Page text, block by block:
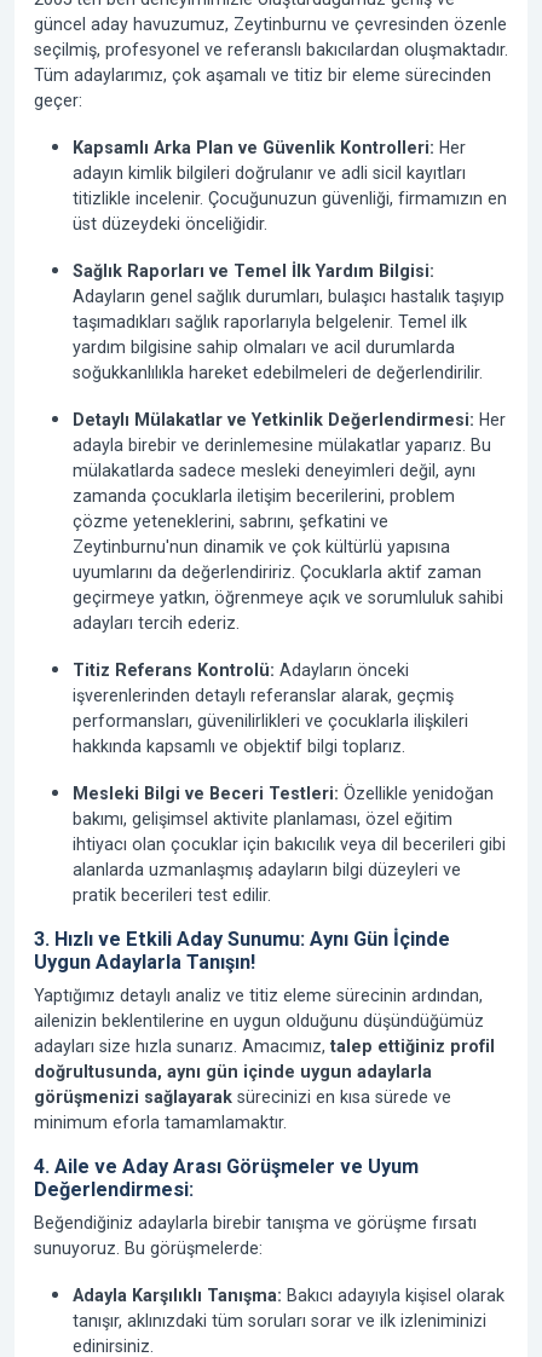
güncel aday havuzumuz, Zeytinburnu ve çevresinden özenle
seçilmiş, profesyonel ve referanslı bakıcılardan oluşmaktadır.
Tüm adaylarımız, çok aşamalı ve titiz bir eleme sürecinden
geçer:
Kapsamlı Arka Plan ve Güvenlik Kontrolleri: Her
adayın kimlik bilgileri doğrulanır ve adli sicil kayıtları
titizlikle incelenir. Çocuğunuzun güvenliği, firmamızın en
üst düzeydeki önceliğidir.
Sağlık Raporları ve Temel İlk Yardım Bilgisi:
Adayların genel sağlık durumları, bulaşıcı hastalık taşıyıp
taşımadıkları sağlık raporlarıyla belgelenir. Temel ilk
yardım bilgisine sahip olmaları ve acil durumlarda
soğukkanlılıkla hareket edebilmeleri de değerlendirilir.
Detaylı Mülakatlar ve Yetkinlik Değerlendirmesi: Her
adayla birebir ve derinlemesine mülakatlar yaparız. Bu
mülakatlarda sadece mesleki deneyimleri değil, aynı
zamanda çocuklarla iletişim becerilerini, problem
çözme yeteneklerini, sabrını, şefkatini ve
Zeytinburnu'nun dinamik ve çok kültürlü yapısına
uyumlarını da değerlendiririz. Çocuklarla aktif zaman
geçirmeye yatkın, öğrenmeye açık ve sorumluluk sahibi
adayları tercih ederiz.
Titiz Referans Kontrolü: Adayların önceki
işverenlerinden detaylı referanslar alarak, geçmiş
performansları, güvenilirlikleri ve çocuklarla ilişkileri
hakkında kapsamlı ve objektif bilgi toplarız.
Mesleki Bilgi ve Beceri Testleri: Özellikle yenidoğan
bakımı, gelişimsel aktivite planlaması, özel eğitim
ihtiyacı olan çocuklar için bakıcılık veya dil becerileri gibi
alanlarda uzmanlaşmış adayların bilgi düzeyleri ve
pratik becerileri test edilir.
3. Hızlı ve Etkili Aday Sunumu: Aynı Gün İçinde
Uygun Adaylarla Tanışın!
Yaptığımız detaylı analiz ve titiz eleme sürecinin ardından,
ailenizin beklentilerine en uygun olduğunu düşündüğümüz
adayları size hızla sunarız. Amacımız, talep ettiğiniz profil
doğrultusunda, aynı gün içinde uygun adaylarla
görüşmenizi sağlayarak sürecinizi en kısa sürede ve
minimum eforla tamamlamaktır.
4. Aile ve Aday Arası Görüşmeler ve Uyum
Değerlendirmesi:
Beğendiğiniz adaylarla birebir tanışma ve görüşme fırsatı
sunuyoruz. Bu görüşmelerde:
Adayla Karşılıklı Tanışma: Bakıcı adayıyla kişisel olarak
tanışır, aklınızdaki tüm soruları sorar ve ilk izleniminizi
edinirsiniz.